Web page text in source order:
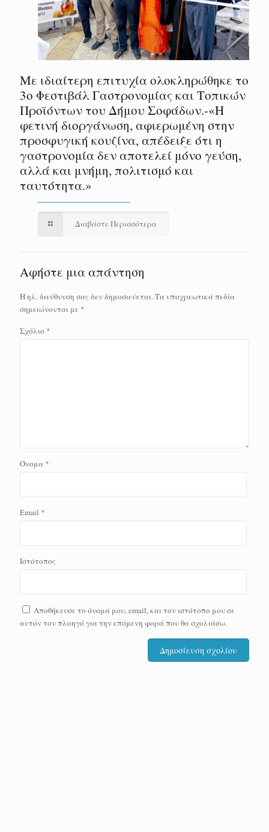
Με ιδιαίτερη επιτυχία ολοκληρώθηκε το
3ο Φεστιβάλ Γαστρονομίας και Τοπικών
Προϊόντων του Δήμου Σοφάδων.-«Η
φετινή διοργάνωση, αφιερωμένη στην
προσφυγική κουζίνα, απέδειξε ότι η
γαστρονομία δεν αποτελεί μόνο γεύση,
αλλά και μνήμη, πολιτισμό και
ταυτότητα.»
Διαβάστε Περισσότερα
Αφήστε μια απάντηση
Η ηλ. διεύθυνση σας δεν δημοσιεύεται.Τα υποχρεωτικά πεδία
σημειώνονται με *
Σχόλιο *
Όνομα *
Email *
Ιστότοπος
Αποθήκευσε το όνομά μου, email, και τον ιστότοπο μου σε
αυτόν τον πλοηγό για την επόμενη φορά που θα σχολιάσω.